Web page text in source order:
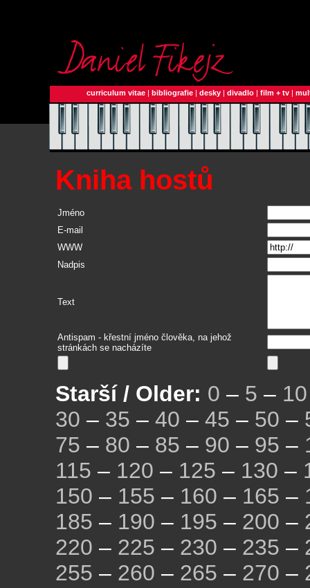
curriculum vitae | bibliografie | desky | divadlo | film + tv |
Kniha hostů
Jméno
E-mail
WWW
Nadpis
Text
Antispam - křestní jméno člověka, na jehož
stránkách se nacházíte
Starší / Older: 0 – 5 – 10
30 – 35 – 40 – 45 – 50 –
75 – 80 – 85 – 90 – 95 –
115 – 120 – 125 – 130 –
150 – 155 – 160 – 165 –
185 – 190 – 195 – 200 –
220 – 225 – 230 – 235 –
255 – 260 – 265 – 270 –